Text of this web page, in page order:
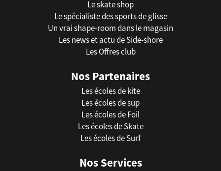
Le skate shop
Le spécialiste des sports de glisse
Un vrai shape-room dans le magasin
Les news et actu de Side-shore
Les Offres club
Nos Partenaires
Les écoles de kite
Les écoles de sup
Les écoles de Foil
Les écoles de Skate
Les écoles de Surf
Nos Services